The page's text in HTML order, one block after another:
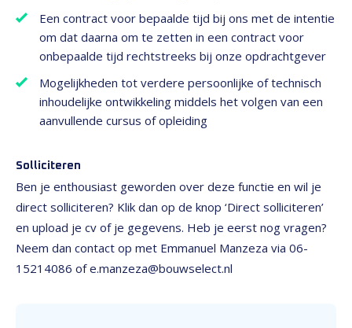
Een contract voor bepaalde tijd bij ons met de intentie
om dat daarna om te zetten in een contract voor
onbepaalde tijd rechtstreeks bij onze opdrachtgever
Mogelijkheden tot verdere persoonlijke of technisch
inhoudelijke ontwikkeling middels het volgen van een
aanvullende cursus of opleiding
Solliciteren
Ben je enthousiast geworden over deze functie en wil je
direct solliciteren? Klik dan op de knop ‘Direct solliciteren’
en upload je cv of je gegevens. Heb je eerst nog vragen?
Neem dan contact op met Emmanuel Manzeza via 06-
15214086 of e.manzeza@bouwselect.nl